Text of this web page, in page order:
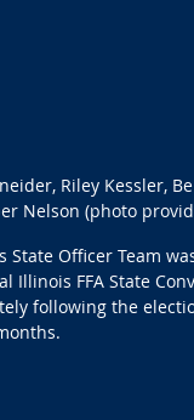
Riley Kessler,
Nelson (photo
State Officer Team
Illinois FFA State
following the